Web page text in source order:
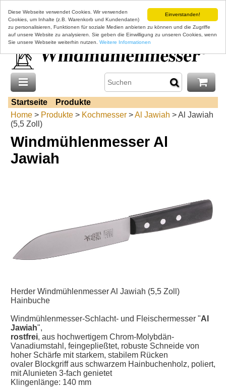
Einverstanden!
Diese Webseite verwendet Cookies. Wir verwenden
Cookies, um Inhalte (z.B. Warenkorb und Kundendaten)
zu personalisieren, Funktionen für soziale Medien anbieten zu können und die Zugriffe
auf unsere Website zu analysieren. Sie geben die Einwilligung zu unseren Cookies, wenn
Sie unsere Webseite weiterhin nutzen. Weitere Informationen
Startseite
Produkte
Home > Produkte > Kochmesser >Al Jawiah > Al Jawiah
(5,5 Zoll)
Windmühlenmesser Al
Jawiah
Herder Windmühlenmesser Al Jawiah (5,5 Zoll)
Hainbuche
Windmühlenmesser-Schlacht- und Fleischermesser "Al
Jawiah",
rostfrei, aus hochwertigem Chrom-Molybdän-
Vanadiumstahl, feingepließtet, robuste Schneide von
hoher Schärfe mit starkem, stabilem Rücken
ovaler Blockgriff aus schwarzem Hainbuchenholz, poliert,
mit Alunieten 3-fach genietet
Klingenlänge: 140 mm